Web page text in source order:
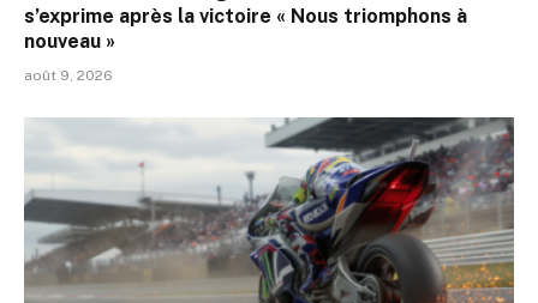
s’exprime après la victoire « Nous triomphons à
nouveau »
août 9, 2026